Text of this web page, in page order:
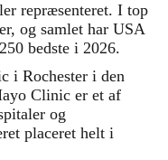
repræsenteret. I top
og samlet har USA
bedste i 2026.
i Rochester i den
Clinic er et af
og
placeret helt i